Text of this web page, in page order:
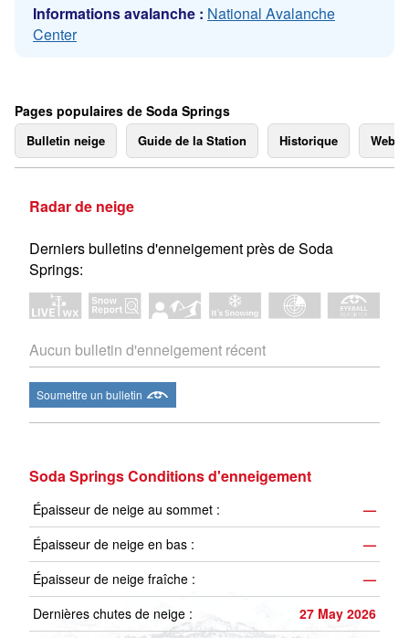
Informations avalanche : National Avalanche
Center
Pages populaires de Soda Springs
Bulletin neige Guide de la Station Historique
Radar de neige
Derniers bulletins d'enneigement près de Soda
Springs:
Aucun bulletin d'enneigement récent
Soumettre un bulletin
Soda Springs Conditions d'enneigement
Épaisseur de neige au sommet :
—
Épaisseur de neige en bas :
—
Épaisseur de neige fraîche :
—
Dernières chutes de neige :
27 May 2026